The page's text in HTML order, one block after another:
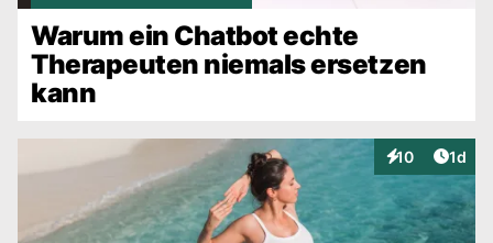
Warum ein Chatbot echte
Therapeuten niemals ersetzen
kann
10
Interaktionen
1d